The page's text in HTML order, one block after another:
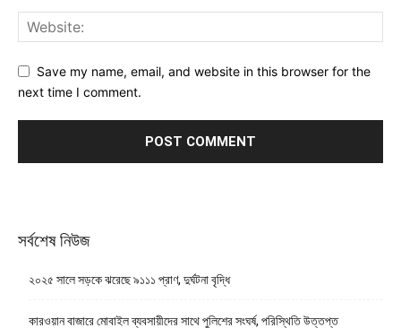
Save my name, email, and website in this browser for the
next time I comment.
সর্বশেষ নিউজ
২০২৫ সালে সড়কে ঝরেছে ৯১১১ প্রাণ, দুর্ঘটনা বৃদ্ধি
কারওয়ান বাজারে মোবাইল ব্যবসায়ীদের সাথে পুলিশের সংঘর্ষ, পরিস্থিতি উত্তপ্ত